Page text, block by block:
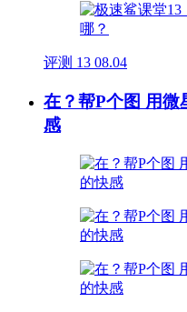
评测 13 08.04
在？帮P个图 用微
感